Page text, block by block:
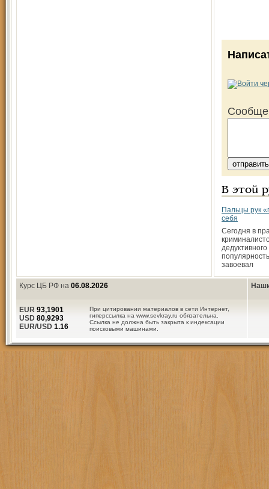
В этой
Пальцы рук
себя
Сегодня в
завоевал
Курс ЦБ РФ на 06.08.2026
При цитировании материалов в сети Интернет,
гиперссылка на www.sevkray.ru обязательна.
Ссылка не должна быть закрыта к индексации
поисковыми машинами.
EUR 93,1901
USD 80,9293
EUR/USD 1.16